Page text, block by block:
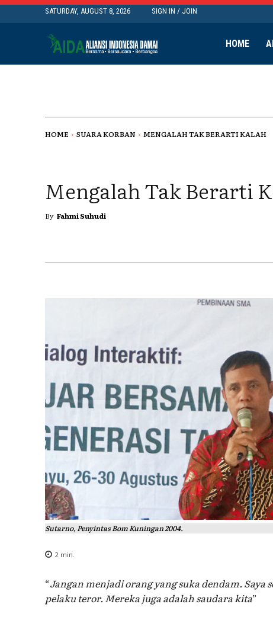
SATURDAY, AUGUST 8, 2026 SIGN IN / JOIN
HOME
HOME SUARA KORBAN MENGALAH TAK BERARTI KALAH
Mengalah Tak Berarti
By Fahmi Suhudi
Sutarno, Penyintas Bom Kuningan 2004.
2 min.
“Jangan menjadi orang yang suka dendam.
pelaku teror. Mereka juga adalah saudara kita”